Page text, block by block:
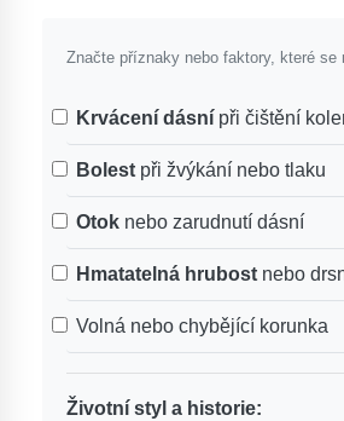
Značte příznaky nebo faktory, které se
Krvácení dásní při čištění
Bolest při žvýkání nebo tlaku
Otok nebo zarudnutí dásní
Hmatatelná hrubost nebo
Volná nebo chybějící korunka
Životní styl a historie: